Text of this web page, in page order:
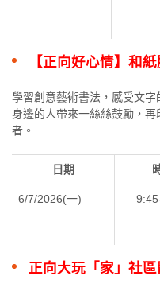
【正向好心情】和
學習創意藝術書法，感受文
身邊的人帶來一絲絲鼓勵，
者。
日期
6/7/2026(一)
正向大玩「家」社